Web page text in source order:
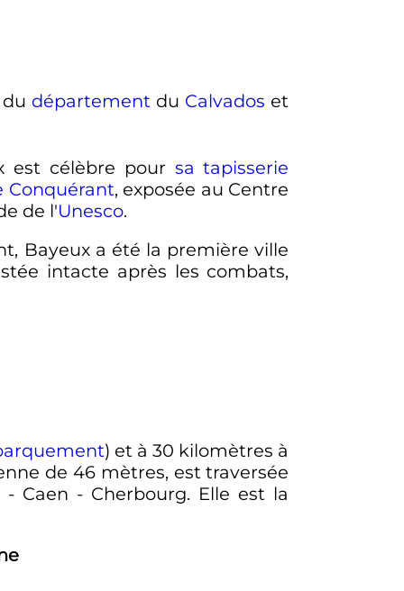
département du Calvados et
est célèbre pour sa tapisserie
Conquérant, exposée au Centre
de l'Unesco.
Bayeux a été la première ville
intacte après les combats,
) et à30 kilomètres à
de 46 mètres, est traversée
Caen - Cherbourg. Elle est la